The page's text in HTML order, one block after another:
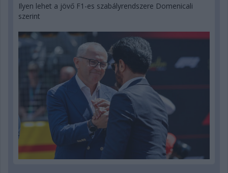
Ilyen lehet a jövő F1-es szabályrendszere Domenicali
szerint